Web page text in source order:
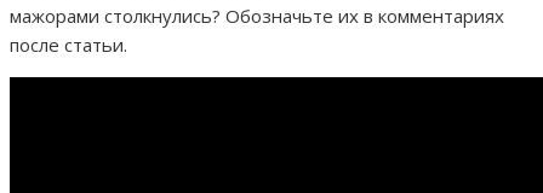
мажорами столкнулись? Обозначьте их в комментариях
после статьи.